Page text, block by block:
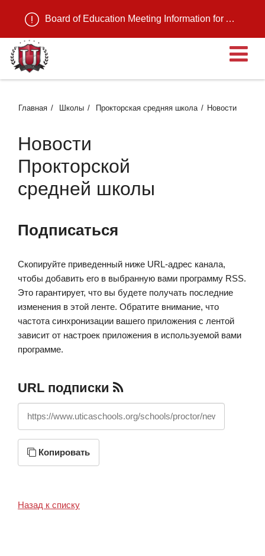
Board of Education Meeting Information for August 11, 2026
Главная Школы Прокторская средняя школа Новости
Новости
Прокторской
средней школы
Подписаться
Скопируйте приведенный ниже URL-адрес канала,
чтобы добавить его в выбранную вами программу RSS.
Это гарантирует, что вы будете получать последние
изменения в этой ленте. Обратите внимание, что
частота синхронизации вашего приложения с лентой
зависит от настроек приложения в используемой вами
программе.
URL подписки
https://www.uticaschools.org/schools/proctor/news/feed/rss
Копировать
Назад к списку